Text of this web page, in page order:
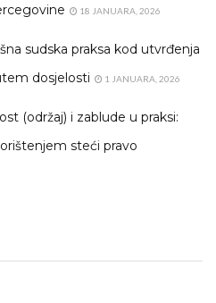
18 JANUARA, 2026
sudska praksa kod utvrđenja
dosjelosti
1 JANUARA, 2026
(održaj) i zablude u praksi:
steći pravo